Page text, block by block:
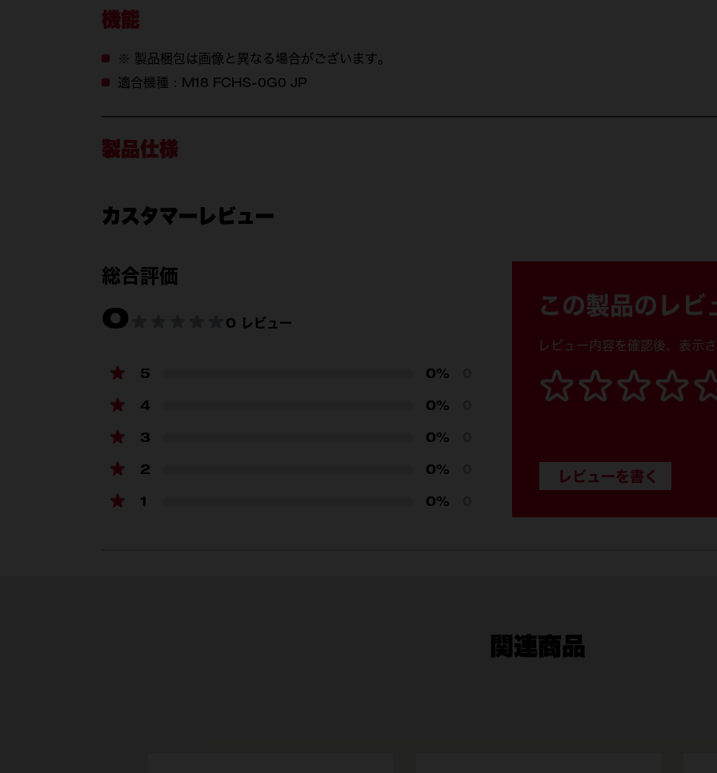
機能
※ 製品梱包は画像と異なる場合がございます。
適合機種：M18 FCHS-0G0 JP
製品仕様
製品仕様
406mm
チェーンピッチ
9.5mm
チェーンゲージ
チェーンリンク数
カスタマーレビュー
総合評価
0 0 レビュー
5 0%
4 0%
3 0%
2 0%
1 0%
この製品のレビ
レビュー内容を確認後、表示さ
関連商品